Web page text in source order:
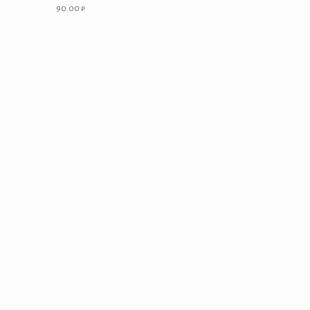
90.00 ₽